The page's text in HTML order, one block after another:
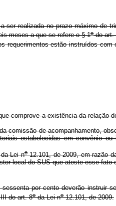
realizada no prazo máximo de
meses a que se refere o § 1odo art.
requerimentos estão instruídos
comprove a existência da relação
comissão de acompanhamento,
estabelecidas em convênio ou
Lei no12.101, de 2009, em razão
local do SUS que ateste esse
por cento deverão instruir
do art. 8oda Lei no12.101, de 2009.